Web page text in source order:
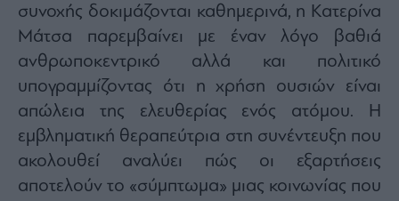
Table
For
Two
Μετοχές
Αγορές
Trader's
συνοχής δοκιμάζονται καθημερινά, η Κατερίνα
Μάτσα παρεμβαίνει με έναν λόγο βαθιά
ανθρωποκεντρικό αλλά και πολιτικό
υπογραμμίζοντας ότι η χρήση ουσιών είναι
απώλεια της ελευθερίας ενός ατόμου. Η
εμβληματική θεραπεύτρια στη συνέντευξη που
ακολουθεί αναλύει πώς οι εξαρτήσεις
αποτελούν το «σύμπτωμα» μιας κοινωνίας που